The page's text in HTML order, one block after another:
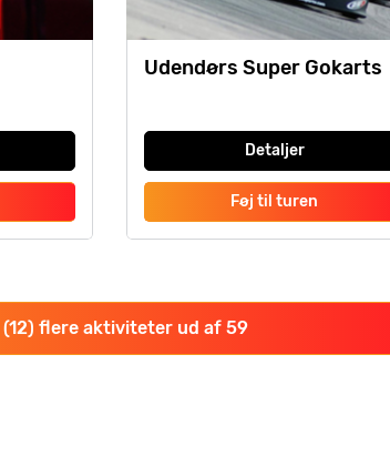
Udendørs Super Gokarts
Detaljer
Føj til turen
(12) flere aktiviteter ud af 59